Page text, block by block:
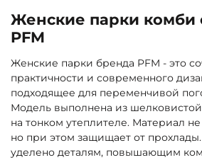
Женские парки комби
PFM
Женские парки бренда PFM - это
практичности и современного
подходящее для переменчивой
Модель выполнена из
на тонком утеплителе. Материал
но при этом защищает от
уделено деталям, повышающим